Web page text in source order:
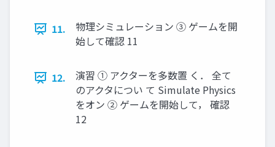
11.
物理シミュレーション ③ ゲームを開
始して確認 11
12.
演習 ① アクターを多数置 く． 全て
のアクタについ て Simulate Physics
をオン ② ゲームを開始して， 確認
12